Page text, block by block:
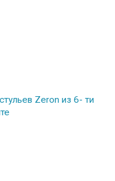
Zeron из 6- ти